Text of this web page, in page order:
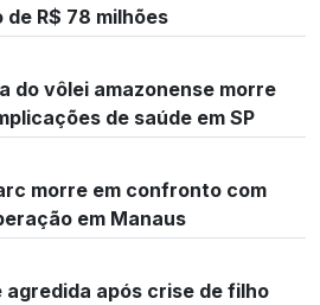
R$ 78 milhões
do vôlei amazonense morre
de saúde em SP
morre em confronto com
em Manaus
agredida após crise de filho